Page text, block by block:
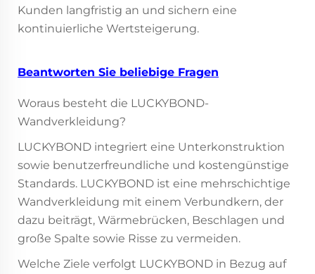
Kunden langfristig an und sichern eine
kontinuierliche Wertsteigerung.
Beantworten Sie beliebige Fragen
Woraus besteht die LUCKYBOND-
Wandverkleidung?
LUCKYBOND integriert eine Unterkonstruktion
sowie benutzerfreundliche und kostengünstige
Standards. LUCKYBOND ist eine mehrschichtige
Wandverkleidung mit einem Verbundkern, der
dazu beiträgt, Wärmebrücken, Beschlagen und
große Spalte sowie Risse zu vermeiden.
Welche Ziele verfolgt LUCKYBOND in Bezug auf